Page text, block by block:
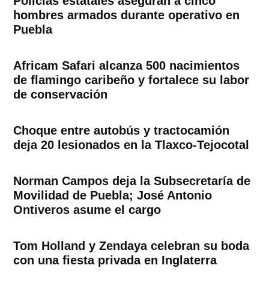
hombres armados durante operativo en
Puebla
Africam Safari alcanza 500 nacimientos
de flamingo caribeño y fortalece su labor
de conservación
Choque entre autobús y tractocamión
deja 20 lesionados en la Tlaxco-Tejocotal
Norman Campos deja la Subsecretaría de
Movilidad de Puebla; José Antonio
Ontiveros asume el cargo
Tom Holland y Zendaya celebran su boda
con una fiesta privada en Inglaterra